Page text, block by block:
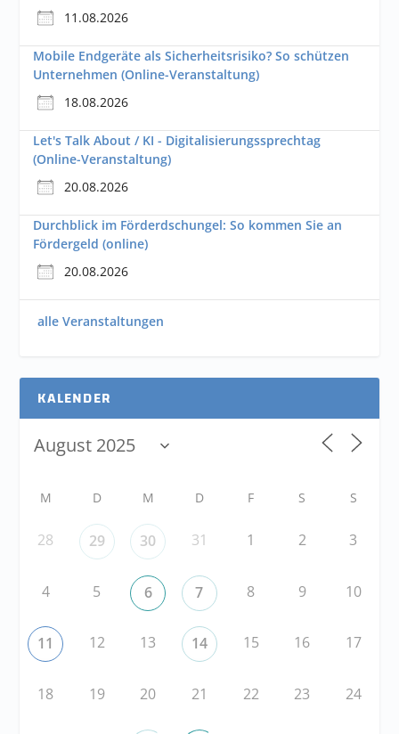
11.08.2026
Mobile Endgeräte als Sicherheitsrisiko? So schützen
Unternehmen (Online-Veranstaltung)
18.08.2026
Let's Talk About / KI - Digitalisierungssprechtag
(Online-Veranstaltung)
20.08.2026
Durchblick im Förderdschungel: So kommen Sie an
Fördergeld (online)
20.08.2026
alle Veranstaltungen
KALENDER
M D M D F S S
28 29 30 31 1 2 3
4 5 6 7 8 9 10
11 12 13 14 15 16 17
18 19 20 21 22 23 24